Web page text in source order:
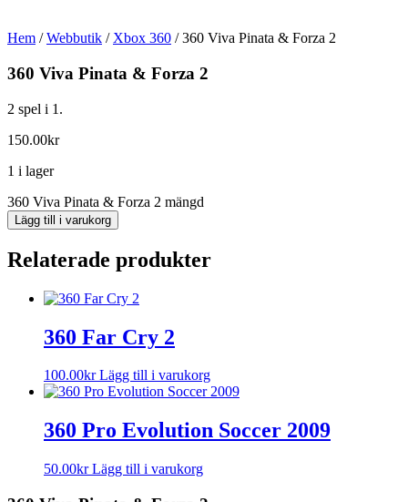
Hem /Webbutik / Xbox 360 / 360 Viva Pinata & Forza 2
360 Viva Pinata & Forza 2
2 spel i 1.
150.00kr
1 i lager
360 Viva Pinata & Forza 2 mängd
Lägg till i varukorg
Relaterade produkter
360 Far Cry 2
100.00kr Lägg till i varukorg
360 Pro Evolution Soccer 2009
50.00kr Lägg till i varukorg